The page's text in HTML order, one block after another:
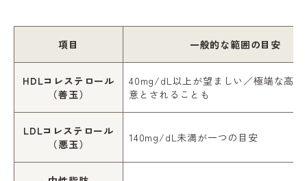
項目 一般的な範囲の目安
HDLコレステロール
（善玉）
40mg/dL以上が望ましい／極端な高値
意とされることも
LDLコレステロール
（悪玉）
140mg/dL未満が一つの目安